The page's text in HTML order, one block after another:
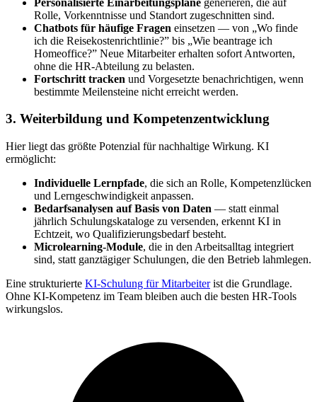
Rolle, Vorkenntnisse und Standort zugeschnitten sind.
Chatbots für häufige Fragen einsetzen — von „Wo finde
ich die Reisekostenrichtlinie?” bis „Wie beantrage ich
Homeoffice?” Neue Mitarbeiter erhalten sofort Antworten,
ohne die HR-Abteilung zu belasten.
Fortschritt tracken und Vorgesetzte benachrichtigen, wenn
bestimmte Meilensteine nicht erreicht werden.
3. Weiterbildung und Kompetenzentwicklung
Hier liegt das größte Potenzial für nachhaltige Wirkung. KI
ermöglicht:
Individuelle Lernpfade, die sich an Rolle, Kompetenzlücken
und Lerngeschwindigkeit anpassen.
Bedarfsanalysen auf Basis von Daten — statt einmal
jährlich Schulungskataloge zu versenden, erkennt KI in
Echtzeit, wo Qualifizierungsbedarf besteht.
Microlearning-Module, die in den Arbeitsalltag integriert
sind, statt ganztägiger Schulungen, die den Betrieb lahmlegen.
Eine strukturierte KI-Schulung für Mitarbeiterist die Grundlage.
Ohne KI-Kompetenz im Team bleiben auch die besten HR-Tools
wirkungslos.